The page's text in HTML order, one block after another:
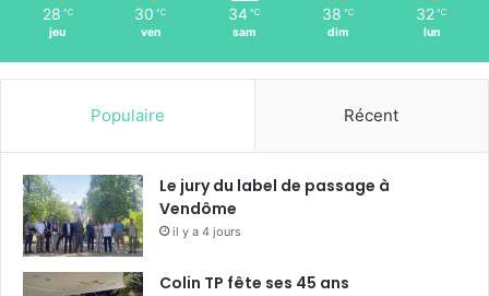
28 ℃
jeu
30 ℃
ven
34 ℃
sam
38 ℃
dim
32 ℃
lun
Populaire Récent
Le jury du label de passage à
Vendôme
il y a 4 jours
Colin TP fête ses 45 ans